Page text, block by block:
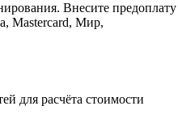
Внесите предоплату
Mastercard, Мир,
для расчёта стоимости